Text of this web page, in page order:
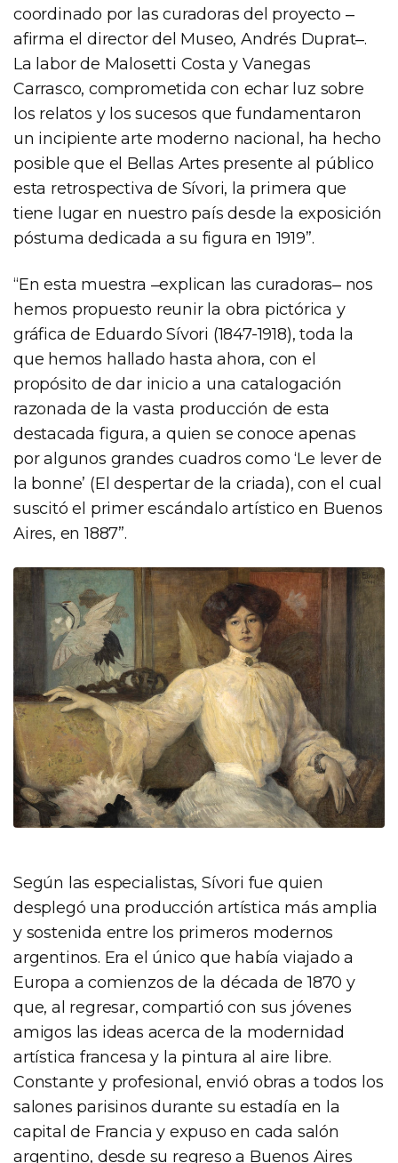
coordinado por las curadoras del proyecto ‒
afirma el director del Museo, Andrés Duprat‒.
La labor de Malosetti Costa y Vanegas
Carrasco, comprometida con echar luz sobre
los relatos y los sucesos que fundamentaron
un incipiente arte moderno nacional, ha hecho
posible que el Bellas Artes presente al público
esta retrospectiva de Sívori, la primera que
tiene lugar en nuestro país desde la exposición
póstuma dedicada a su figura en 1919”.
“En esta muestra ‒explican las curadoras‒ nos
hemos propuesto reunir la obra pictórica y
gráfica de Eduardo Sívori (1847-1918), toda la
que hemos hallado hasta ahora, con el
propósito de dar inicio a una catalogación
razonada de la vasta producción de esta
destacada figura, a quien se conoce apenas
por algunos grandes cuadros como ‘Le lever de
la bonne’ (El despertar de la criada), con el cual
suscitó el primer escándalo artístico en Buenos
Aires, en 1887”.
Según las especialistas, Sívori fue quien
desplegó una producción artística más amplia
y sostenida entre los primeros modernos
argentinos. Era el único que había viajado a
Europa a comienzos de la década de 1870 y
que, al regresar, compartió con sus jóvenes
amigos las ideas acerca de la modernidad
artística francesa y la pintura al aire libre.
Constante y profesional, envió obras a todos los
salones parisinos durante su estadía en la
capital de Francia y expuso en cada salón
argentino, desde su regreso a Buenos Aires